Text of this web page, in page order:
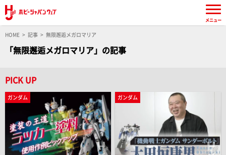
HOME 記事 無限邂逅メガロマリア
「無限邂逅メガロマリア」の記事
PICK UP
ガンダム ガンダム
メニュー